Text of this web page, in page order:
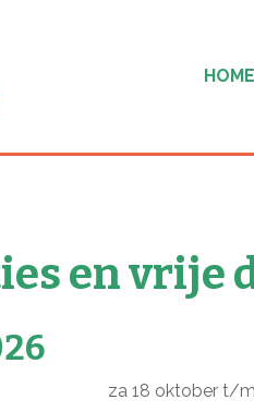
HOME
en vrije
za 18